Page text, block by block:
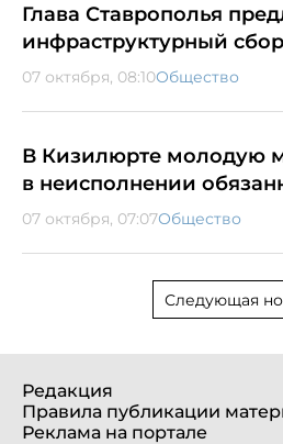
Глава Ставрополья
инфраструктурный сбор
07 октября, 08:10Общество
В Кизилюрте молодую
в неисполнении
07 октября, 07:07Общество
Следующая
Редакция
Правила публикации
Реклама на портале